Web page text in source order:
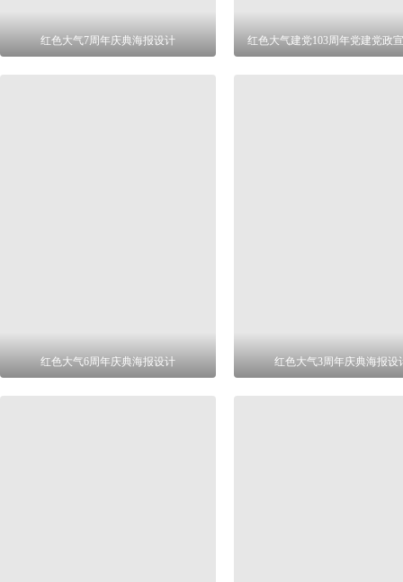
红色大气7周年庆典海报设计 红色大气建党103周年党建党政
红色大气6周年庆典海报设计 红色大气3周年庆典海报设